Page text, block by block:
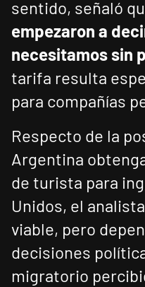
sentido, señaló
empezaron a
necesitamos sin
tarifa resulta
para compañías
Respecto de la
Argentina
de turista para
Unidos, el
viable, pero
decisiones
migratorio